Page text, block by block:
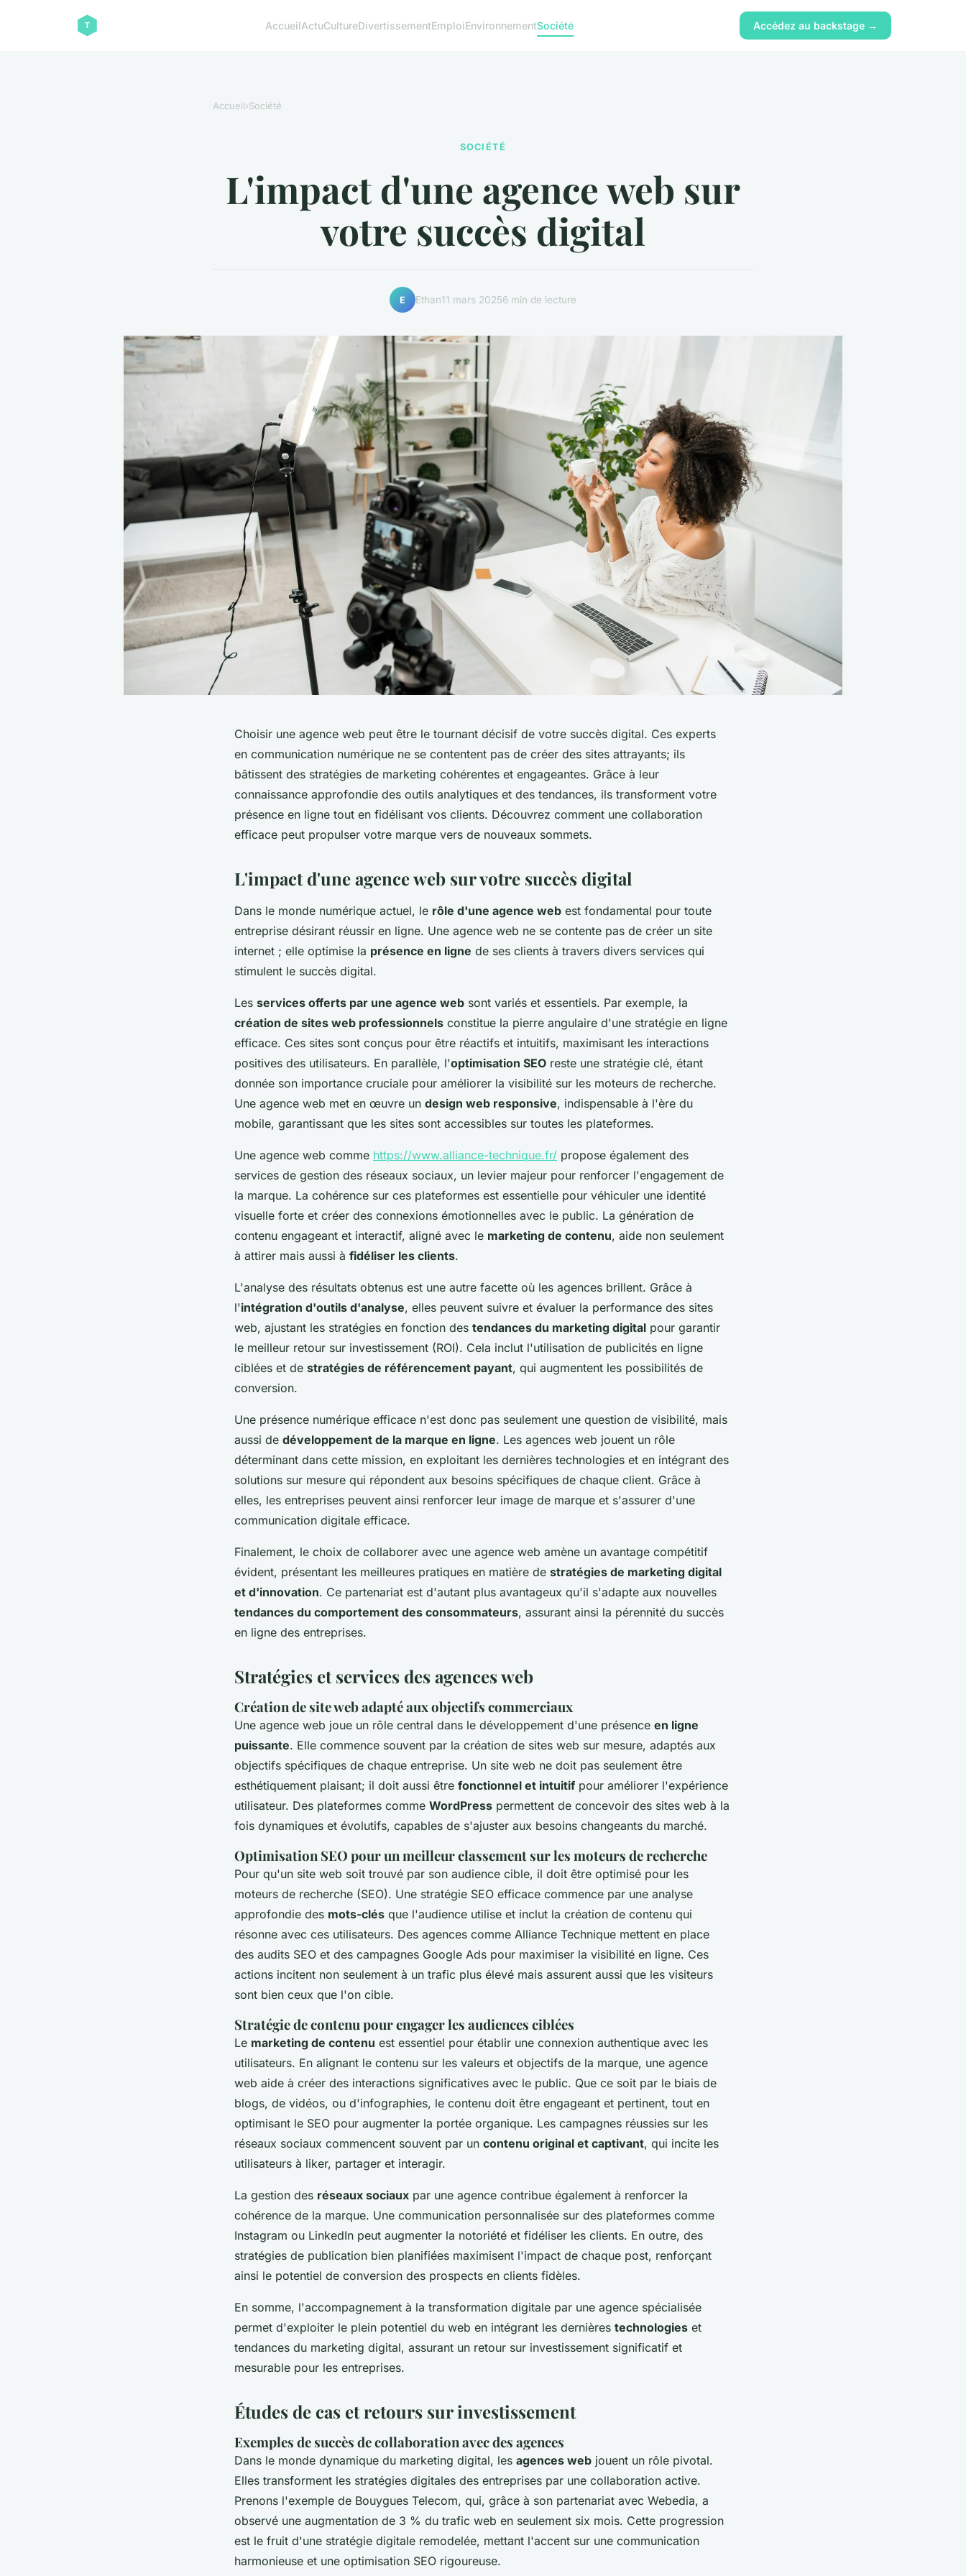
AccueilActuCultureDivertissementEmploiEnvironnementSociété Accédez au backstage →
Accueil›Société
SOCIÉTÉ
L'impact d'une agence web sur
votre succès digital
E Ethan11 mars 20256 min de lecture
Choisir une agence web peut être le tournant décisif de votre succès digital. Ces experts
en communication numérique ne se contentent pas de créer des sites attrayants; ils
bâtissent des stratégies de marketing cohérentes et engageantes. Grâce à leur
connaissance approfondie des outils analytiques et des tendances, ils transforment votre
présence en ligne tout en fidélisant vos clients. Découvrez comment une collaboration
efficace peut propulser votre marque vers de nouveaux sommets.
L'impact d'une agence web sur votre succès digital
Dans le monde numérique actuel, le rôle d'une agence web est fondamental pour toute
entreprise désirant réussir en ligne. Une agence web ne se contente pas de créer un site
internet ; elle optimise la présence en ligne de ses clients à travers divers services qui
stimulent le succès digital.
Les services offerts par une agence web sont variés et essentiels. Par exemple, la
création de sites web professionnels constitue la pierre angulaire d'une stratégie en ligne
efficace. Ces sites sont conçus pour être réactifs et intuitifs, maximisant les interactions
positives des utilisateurs. En parallèle, l'optimisation SEO reste une stratégie clé, étant
donnée son importance cruciale pour améliorer la visibilité sur les moteurs de recherche.
Une agence web met en œuvre un design web responsive, indispensable à l'ère du
mobile, garantissant que les sites sont accessibles sur toutes les plateformes.
Une agence web comme https://www.alliance-technique.fr/ propose également des
services de gestion des réseaux sociaux, un levier majeur pour renforcer l'engagement de
la marque. La cohérence sur ces plateformes est essentielle pour véhiculer une identité
visuelle forte et créer des connexions émotionnelles avec le public. La génération de
contenu engageant et interactif, aligné avec le marketing de contenu, aide non seulement
à attirer mais aussi à fidéliser les clients.
L'analyse des résultats obtenus est une autre facette où les agences brillent. Grâce à
l'intégration d'outils d'analyse, elles peuvent suivre et évaluer la performance des sites
web, ajustant les stratégies en fonction des tendances du marketing digital pour garantir
le meilleur retour sur investissement (ROI). Cela inclut l'utilisation de publicités en ligne
ciblées et de stratégies de référencement payant, qui augmentent les possibilités de
conversion.
Une présence numérique efficace n'est donc pas seulement une question de visibilité, mais
aussi de développement de la marque en ligne. Les agences web jouent un rôle
déterminant dans cette mission, en exploitant les dernières technologies et en intégrant des
solutions sur mesure qui répondent aux besoins spécifiques de chaque client. Grâce à
elles, les entreprises peuvent ainsi renforcer leur image de marque et s'assurer d'une
communication digitale efficace.
Finalement, le choix de collaborer avec une agence web amène un avantage compétitif
évident, présentant les meilleures pratiques en matière de stratégies de marketing digital
et d'innovation. Ce partenariat est d'autant plus avantageux qu'il s'adapte aux nouvelles
tendances du comportement des consommateurs, assurant ainsi la pérennité du succès
en ligne des entreprises.
Stratégies et services des agences web
Création de site web adapté aux objectifs commerciaux
Une agence web joue un rôle central dans le développement d'une présence en ligne
puissante. Elle commence souvent par la création de sites web sur mesure, adaptés aux
objectifs spécifiques de chaque entreprise. Un site web ne doit pas seulement être
esthétiquement plaisant; il doit aussi être fonctionnel et intuitif pour améliorer l'expérience
utilisateur. Des plateformes comme WordPress permettent de concevoir des sites web à la
fois dynamiques et évolutifs, capables de s'ajuster aux besoins changeants du marché.
Optimisation SEO pour un meilleur classement sur les moteurs de recherche
Pour qu'un site web soit trouvé par son audience cible, il doit être optimisé pour les
moteurs de recherche (SEO). Une stratégie SEO efficace commence par une analyse
approfondie des mots-clés que l'audience utilise et inclut la création de contenu qui
résonne avec ces utilisateurs. Des agences comme Alliance Technique mettent en place
des audits SEO et des campagnes Google Ads pour maximiser la visibilité en ligne. Ces
actions incitent non seulement à un trafic plus élevé mais assurent aussi que les visiteurs
sont bien ceux que l'on cible.
Stratégie de contenu pour engager les audiences ciblées
Le marketing de contenu est essentiel pour établir une connexion authentique avec les
utilisateurs. En alignant le contenu sur les valeurs et objectifs de la marque, une agence
web aide à créer des interactions significatives avec le public. Que ce soit par le biais de
blogs, de vidéos, ou d'infographies, le contenu doit être engageant et pertinent, tout en
optimisant le SEO pour augmenter la portée organique. Les campagnes réussies sur les
réseaux sociaux commencent souvent par un contenu original et captivant, qui incite les
utilisateurs à liker, partager et interagir.
La gestion des réseaux sociaux par une agence contribue également à renforcer la
cohérence de la marque. Une communication personnalisée sur des plateformes comme
Instagram ou LinkedIn peut augmenter la notoriété et fidéliser les clients. En outre, des
stratégies de publication bien planifiées maximisent l'impact de chaque post, renforçant
ainsi le potentiel de conversion des prospects en clients fidèles.
En somme, l'accompagnement à la transformation digitale par une agence spécialisée
permet d'exploiter le plein potentiel du web en intégrant les dernières technologies et
tendances du marketing digital, assurant un retour sur investissement significatif et
mesurable pour les entreprises.
Études de cas et retours sur investissement
Exemples de succès de collaboration avec des agences
Dans le monde dynamique du marketing digital, les agences web jouent un rôle pivotal.
Elles transforment les stratégies digitales des entreprises par une collaboration active.
Prenons l'exemple de Bouygues Telecom, qui, grâce à son partenariat avec Webedia, a
observé une augmentation de 3 % du trafic web en seulement six mois. Cette progression
est le fruit d'une stratégie digitale remodelée, mettant l'accent sur une communication
harmonieuse et une optimisation SEO rigoureuse.